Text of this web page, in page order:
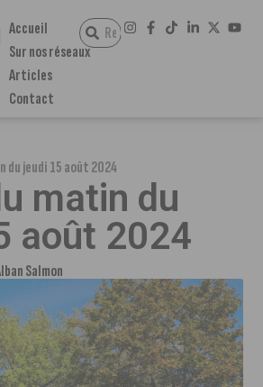
Accueil
Sur nos réseaux
Articles
Contact
du jeudi 15 août 2024
matin du
août 2024
Salmon